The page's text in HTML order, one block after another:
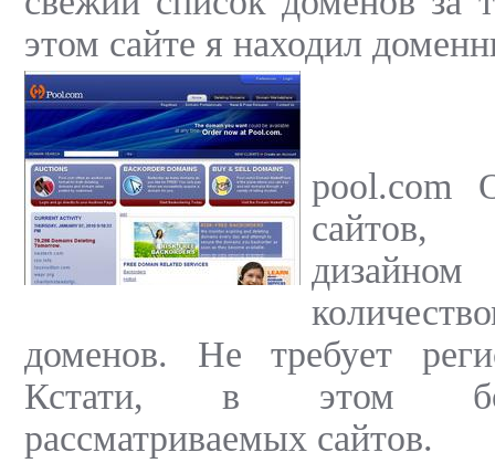
этом сайте я находил
pool.com
доменов. Не требует
Кстати, в этом
рассматриваемых сайтов.